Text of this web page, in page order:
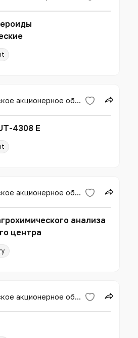
Некоммерческое акционерное общество «Западно-Казахстанский аграрно-технический университет имени Жангир хана»
баня UT-4308 E
Некоммерческое акционерное общество «Западно-Казахстанский аграрно-технический университет имени Жангир хана»
анализа
центра
Некоммерческое акционерное общество «Западно-Казахстанский аграрно-технический университет имени Жангир хана»